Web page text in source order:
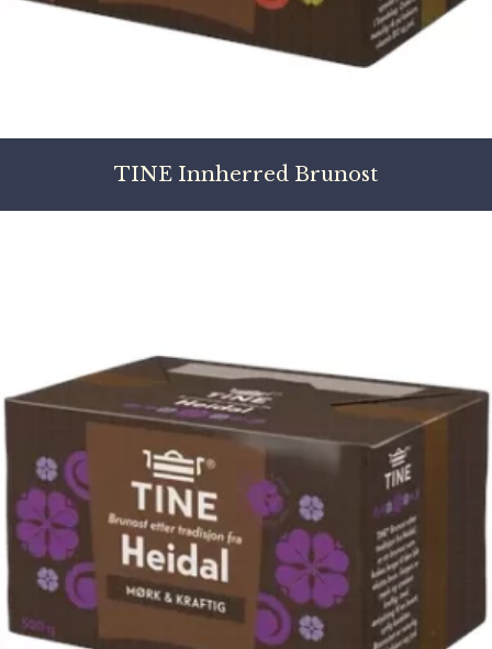
TINE Innherred Brunost